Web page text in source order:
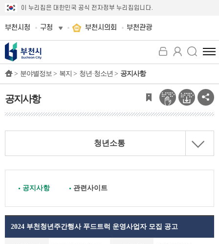
이 누리집은 대한민국 공식 전자정부 누리집입니다.
부천시청 구청 부천시의회 부천관광
전
체
뉴
보
기
> 분야별정보 > 복지 > 청년·청소년 > 공지사항
공지사항
청년소통
공지사항 관련사이트
2024 부천청년주간행사 푸드트럭 운영사업자 모집 공고